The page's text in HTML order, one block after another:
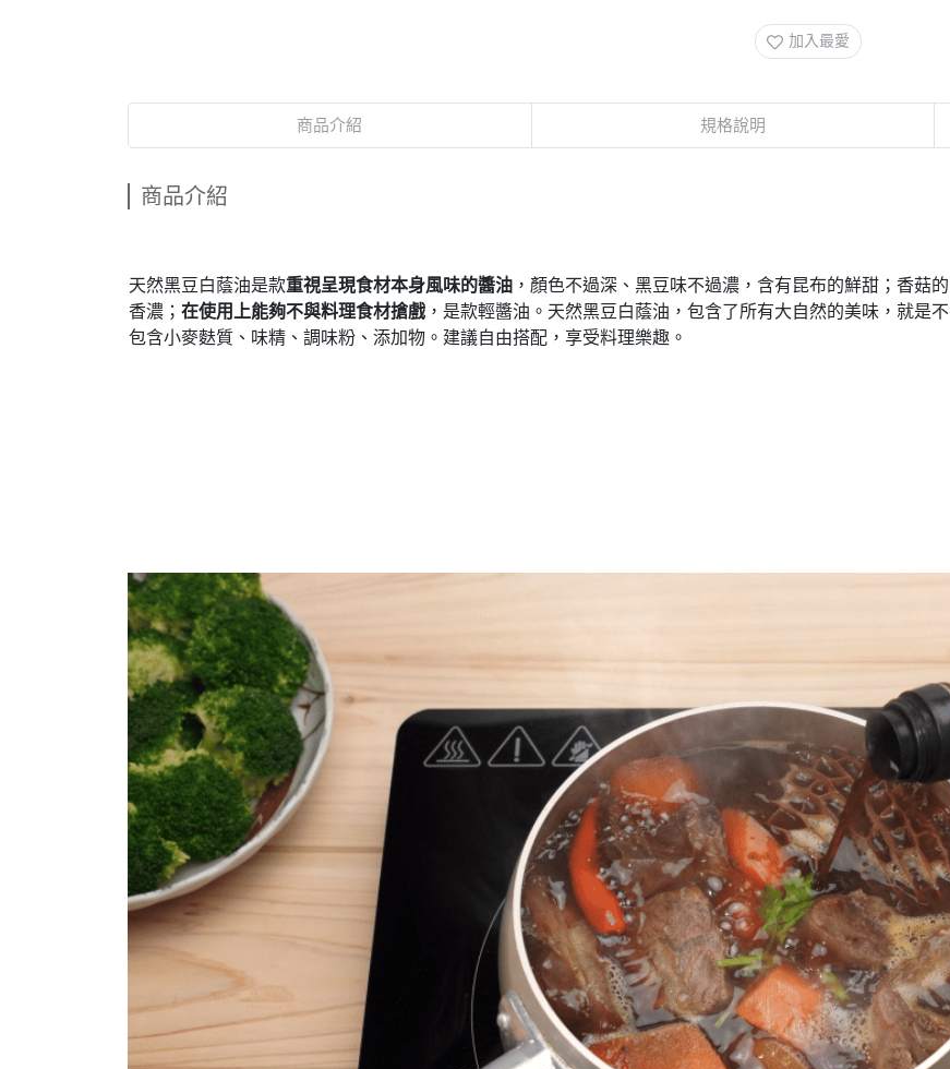
加入最愛
商品介紹 規格說明
商品介紹
天然黑豆白蔭油是款重視呈現食材本身風味的醬油 ，顏色不過深、黑豆味不過濃，含有昆布的鮮甜；香菇的
香濃； 在使用上能夠不與料理食材搶戲 ，是款輕醬油。天然黑豆白蔭油，包含了所有大自然的美味，就是不
包含小麥麩質、味精、調味粉、添加物。建議自由搭配，享受料理樂趣。